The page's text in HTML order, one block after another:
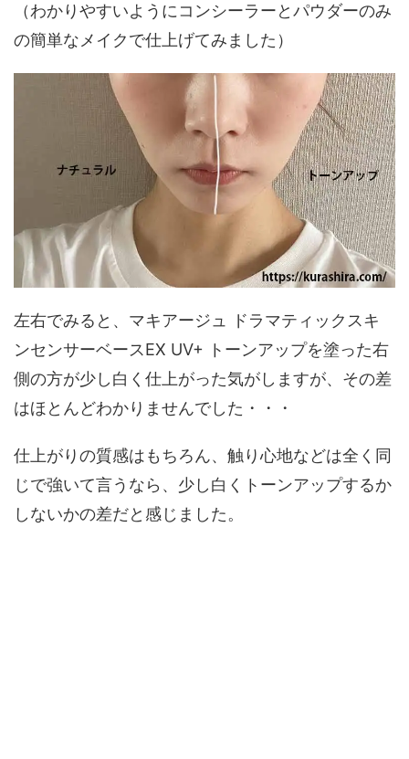
（わかりやすいようにコンシーラーとパウダーのみ
の簡単なメイクで仕上げてみました）
左右でみると、マキアージュ ドラマティックスキ
ンセンサーベースEX UV+ トーンアップを塗った右
側の方が少し白く仕上がった気がしますが、その差
はほとんどわかりませんでした・・・
仕上がりの質感はもちろん、触り心地などは全く同
じで強いて言うなら、少し白くトーンアップするか
しないかの差だと感じました。